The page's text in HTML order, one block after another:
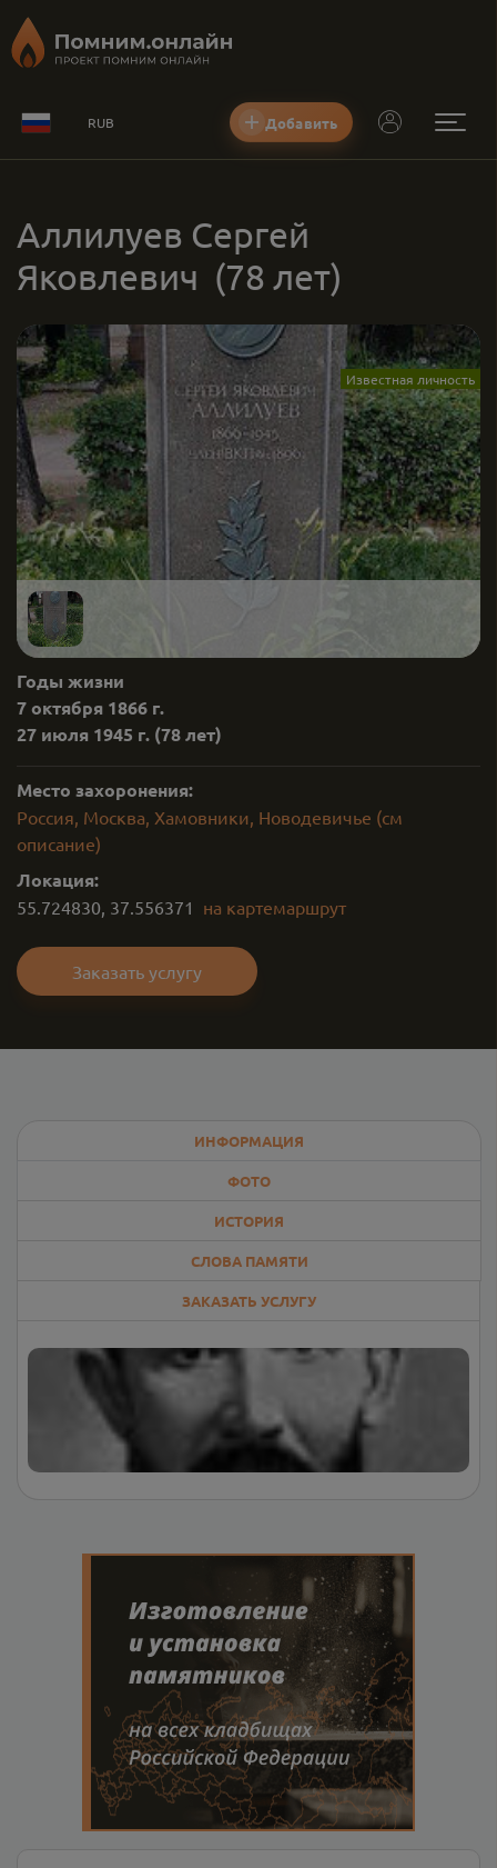
RUB Добавить
Аллилуев Сергей
Яковлевич (78 лет)
Известная личность
Годы жизни
7 октября 1866 г.
27 июля 1945 г. (78 лет)
Место захоронения:
Россия, Москва, Хамовники, Новодевичье (см
описание)
Локация:
55.724830, 37.556371 на картемаршрут
Заказать услугу
ИНФОРМАЦИЯ
ФОТО
ИСТОРИЯ
СЛОВА ПАМЯТИ
ЗАКАЗАТЬ УСЛУГУ